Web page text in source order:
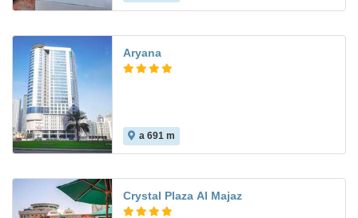
Aryana
a 691 m
Crystal Plaza Al Majaz